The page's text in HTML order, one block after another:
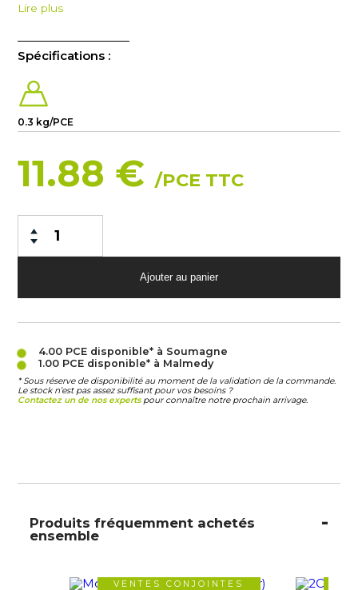
Lire plus
Spécifications :
0.3 kg/PCE
11.88 €/PCE TTC
4.00 PCEdisponible* à Soumagne
1.00 PCEdisponible* à Malmedy
* Sous réserve de disponibilité au moment de la validation de la commande.
Le stock n’est pas assez suffisant pour vos besoins ?
Contactez un de nos expertspour connaître notre prochain arrivage.
Produits fréquemment achetés
ensemble
VENTES CONJOINTES